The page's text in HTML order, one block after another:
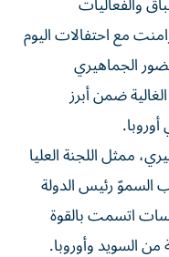
مع احتفالات اليوم
الجماهيري
ضمن أبرز
ممثل اللجنة العليا
رئيس الدولة
اتسمت بالقوة
من السويد وأوروبا.